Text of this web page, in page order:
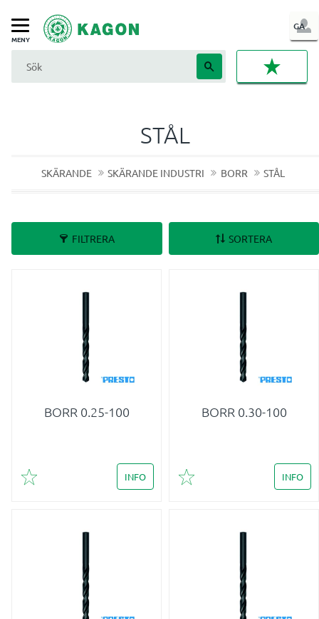
Meny
GA
IN
STÅL
SKÄRANDE SKÄRANDE INDUSTRI BORR STÅL
FILTRERA SORTERA
BORR 0.25-100
Lägg till i favoriter
INFO
BORR 0.30-100
Lägg till i favoriter
INFO